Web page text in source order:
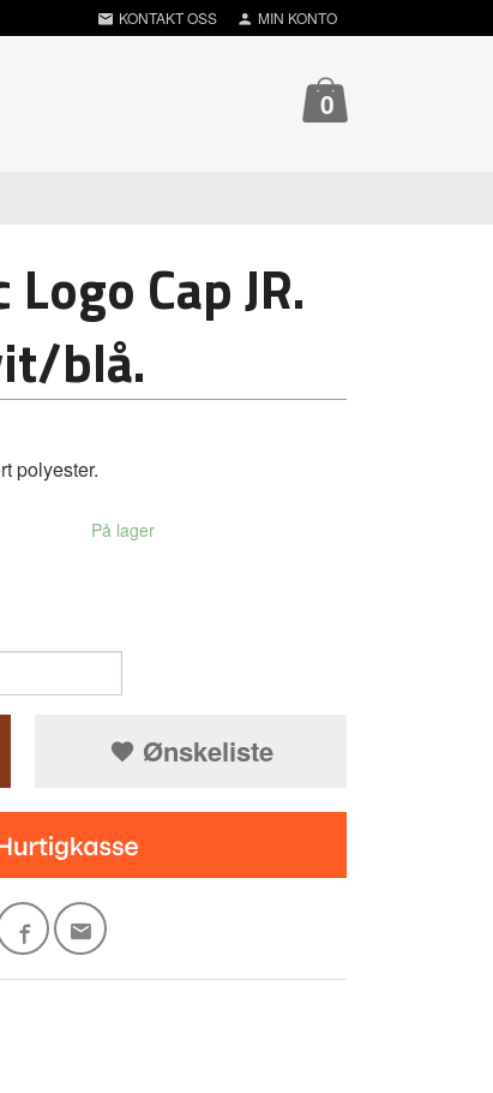
KONTAKT OSS MIN KONTO
0
Cap JR.
blå.
polyester.
På lager
Ønskeliste